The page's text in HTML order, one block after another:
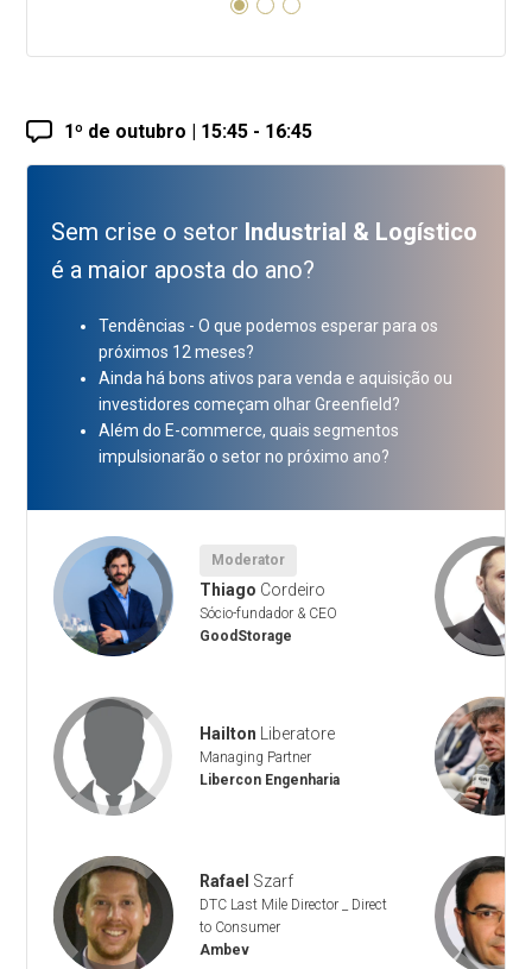
1º de outubro | 15:45 - 16:45
Sem crise o setor Industrial & Logístico
é a maior aposta do ano?
Tendências - O que podemos esperar para os
próximos 12 meses?
Ainda há bons ativos para venda e aquisição ou
investidores começam olhar Greenfield?
Além do E-commerce, quais segmentos
impulsionarão o setor no próximo ano?
Moderator
Thiago Cordeiro
Sócio-fundador & CEO
GoodStorage
Hailton Liberatore
Managing Partner
Libercon Engenharia
Rafael Szarf
DTC Last Mile Director _ Direct
to Consumer
Ambev